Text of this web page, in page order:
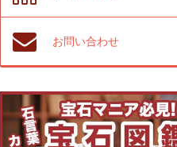
お問い合わせ